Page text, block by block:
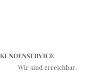
KUNDENSERVICE
Wir sind erreichbar: